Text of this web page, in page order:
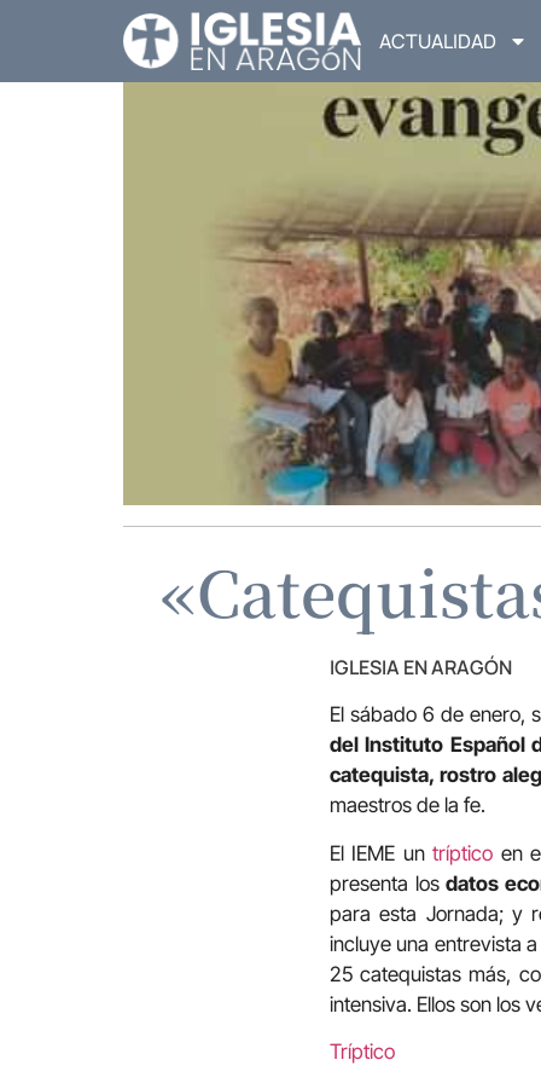
ACTUALIDAD
IGLESIA EN ARAGÓN
El sábado 6 de enero,
del Instituto Español
catequista, rostro
maestros de la fe.
El IEME untríptico en
presenta losdatos
para esta Jornada; y
incluye una entrevista
25 catequistas más,
intensiva. Ellos son los
Tríptico